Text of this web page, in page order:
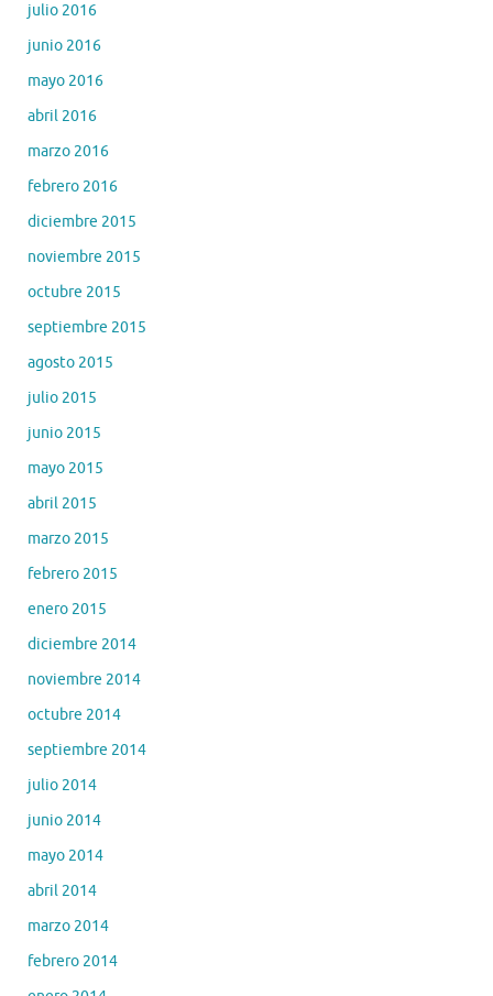
julio 2016
junio 2016
mayo 2016
abril 2016
marzo 2016
febrero 2016
diciembre 2015
noviembre 2015
octubre 2015
septiembre 2015
agosto 2015
julio 2015
junio 2015
mayo 2015
abril 2015
marzo 2015
febrero 2015
enero 2015
diciembre 2014
noviembre 2014
octubre 2014
septiembre 2014
julio 2014
junio 2014
mayo 2014
abril 2014
marzo 2014
febrero 2014